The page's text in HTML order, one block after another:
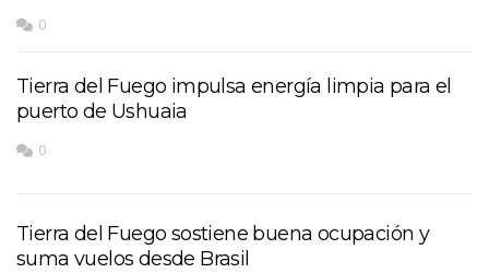
0
Tierra del Fuego impulsa energía limpia para el
puerto de Ushuaia
0
Tierra del Fuego sostiene buena ocupación y
suma vuelos desde Brasil